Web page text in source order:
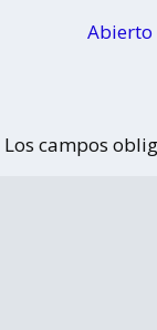
Abierto
Los campos